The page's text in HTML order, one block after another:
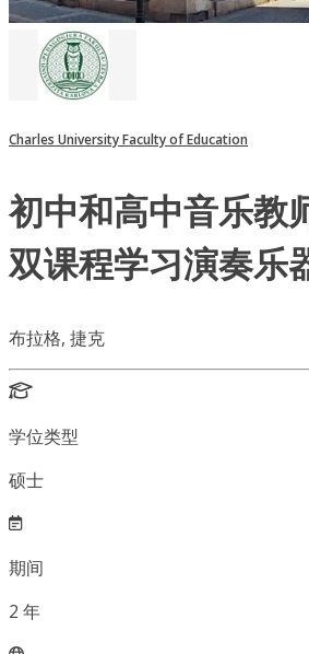
Charles University Faculty of Education
初中和高中音乐教
双课程学习演奏乐
布拉格, 捷克
学位类型
硕士
期间
2 年